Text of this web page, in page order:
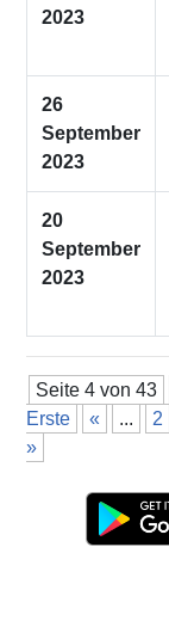
2023
26
September
2023
20
September
2023
Seite 4 von 43
Erste
« ... 2
»